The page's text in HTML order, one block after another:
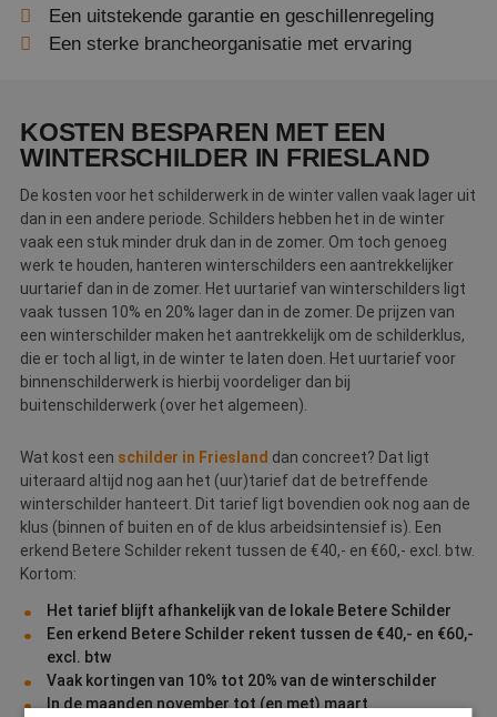
Een uitstekende garantie en geschillenregeling
Een sterke brancheorganisatie met ervaring
KOSTEN BESPAREN MET EEN
WINTERSCHILDER IN FRIESLAND
De kosten voor het schilderwerk in de winter vallen vaak lager uit
dan in een andere periode. Schilders hebben het in de winter
vaak een stuk minder druk dan in de zomer. Om toch genoeg
werk te houden, hanteren winterschilders een aantrekkelijker
uurtarief dan in de zomer. Het uurtarief van winterschilders ligt
vaak tussen 10% en 20% lager dan in de zomer. De prijzen van
een winterschilder maken het aantrekkelijk om de schilderklus,
die er toch al ligt, in de winter te laten doen. Het uurtarief voor
binnenschilderwerk is hierbij voordeliger dan bij
buitenschilderwerk (over het algemeen).
Wat kost een schilder in Friesland dan concreet? Dat ligt
uiteraard altijd nog aan het (uur)tarief dat de betreffende
winterschilder hanteert. Dit tarief ligt bovendien ook nog aan de
klus (binnen of buiten en of de klus arbeidsintensief is). Een
erkend Betere Schilder rekent tussen de €40,- en €60,- excl. btw.
Kortom:
Het tarief blijft afhankelijk van de lokale Betere Schilder
Een erkend Betere Schilder rekent tussen de €40,- en €60,-
excl. btw
Vaak kortingen van 10% tot 20% van de winterschilder
In de maanden november tot (en met) maart